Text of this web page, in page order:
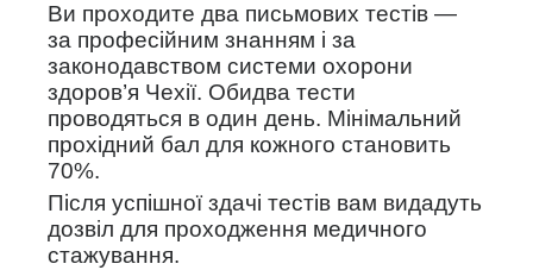
Ви проходите два письмових тестів —
за професійним знанням і за
законодавством системи охорони
здоров’я Чехії. Обидва тести
проводяться в один день. Мінімальний
прохідний бал для кожного становить
70%.
Після успішної здачі тестів вам видадуть
дозвіл для проходження медичного
стажування.